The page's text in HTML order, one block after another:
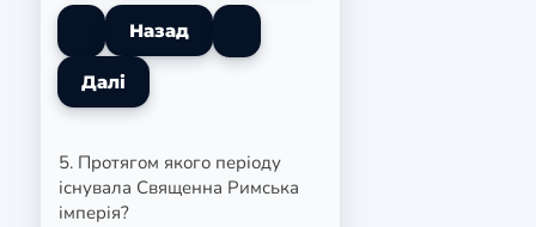
5. Протягом якого періоду
існувала Священна Римська
імперія?